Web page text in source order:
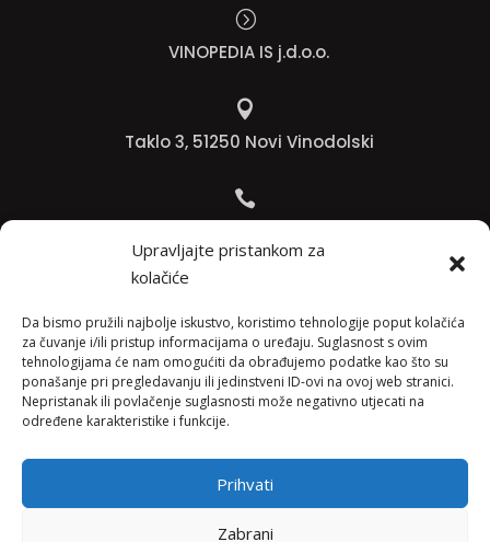
Upravljajte pristankom za
kolačiće
Da bismo pružili najbolje iskustvo, koristimo tehnologije poput kolačića
za čuvanje i/ili pristup informacijama o uređaju. Suglasnost s ovim
tehnologijama će nam omogućiti da obrađujemo podatke kao što su
ponašanje pri pregledavanju ili jedinstveni ID-ovi na ovoj web stranici.
Nepristanak ili povlačenje suglasnosti može negativno utjecati na
određene karakteristike i funkcije.
Prihvati
Zabrani
=
VINOPEDIA IS j.d.o.o.

Taklo 3, 51250 Novi Vinodolski

Jadranko +385 91 501 4218

info@vinopedia.hr
© 2023, Vinopedia, sva prava sadržana / Web by
Negactive